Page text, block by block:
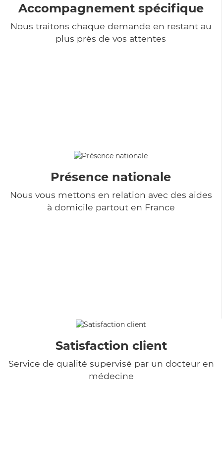
Accompagnement spécifique
Nous traitons chaque demande en restant au
plus près de vos attentes
Présence nationale
Nous vous mettons en relation avec des aides
à domicile partout en France
Satisfaction client
Service de qualité supervisé par un docteur en
médecine